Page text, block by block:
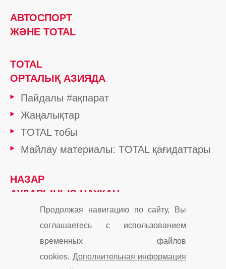
АВТОСПОРТ
ЖӘНЕ TOTAL
TOTAL
ОРТАЛЫҚ АЗИЯДА
Пайдалы #ақпарат
Жаңалықтар
TOTAL тобы
Майлау материалы: TOTAL қағидаттары
НАЗАР
АУДАРЫҢЫЗ НАУҚАН
Cookies Карта сайта
Мы в Instagram Мы в Facebook
Продолжая навигацию по сайту, Вы
соглашаетесь с использованием
временных файлов
cookies. Дополнительная информация